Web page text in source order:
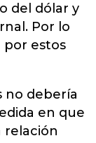
del dólar y
Por lo
por estos
no debería
en que
relación